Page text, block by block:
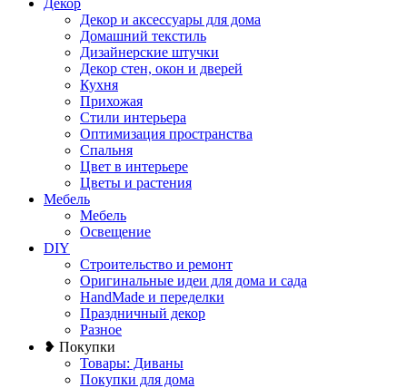
Декор
Декор и аксессуары для дома
Домашний текстиль
Дизайнерские штучки
Декор стен, окон и дверей
Кухня
Прихожая
Стили интерьера
Оптимизация пространства
Спальня
Цвет в интерьере
Цветы и растения
Мебель
Мебель
Освещение
DIY
Строительство и ремонт
Оригинальные идеи для дома и сада
HandMade и переделки
Праздничный декор
Разное
❥ Покупки
Товары: Диваны
Покупки для дома